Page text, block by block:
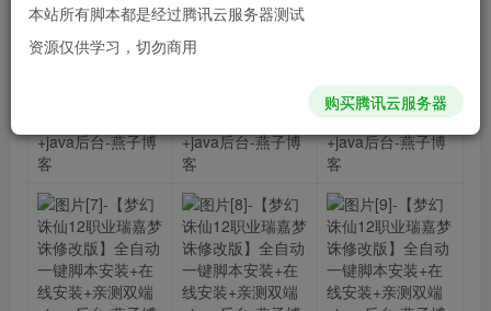
本站所有脚本都是经过腾讯云服务器测试
资源仅供学习，切勿商用
购买腾讯云服务器